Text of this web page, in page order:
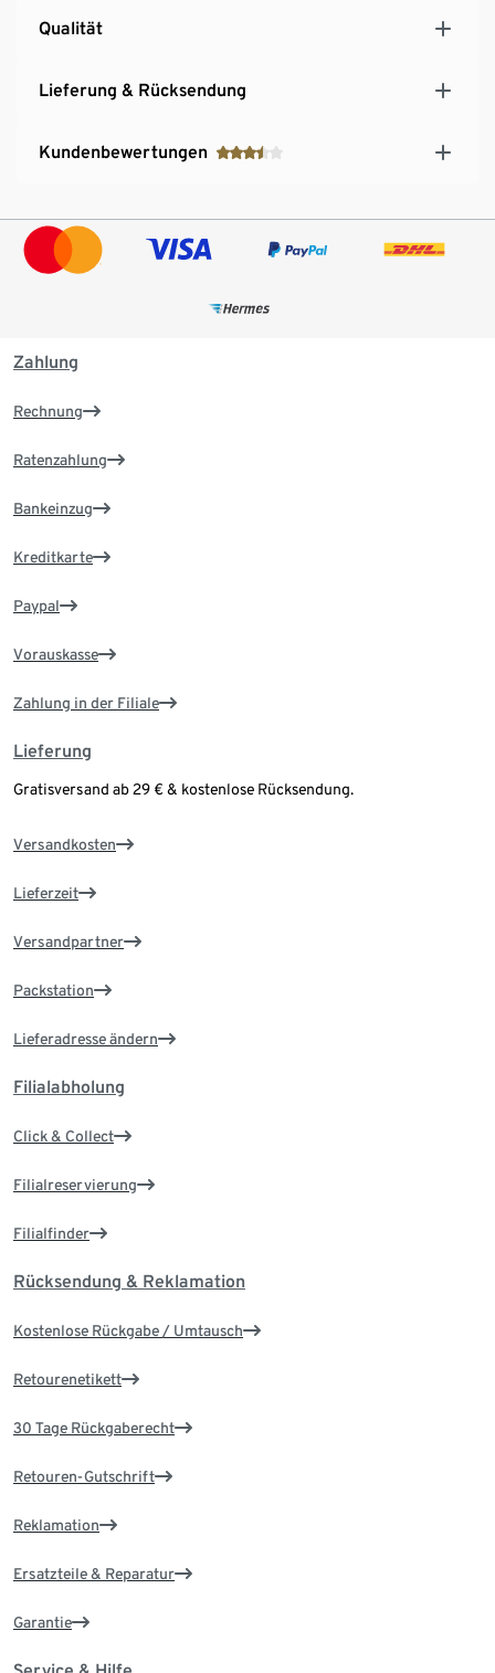
Qualität
Lieferung & Rücksendung
Kundenbewertungen
Zahlung
Rechnung
Ratenzahlung
Bankeinzug
Kreditkarte
Paypal
Vorauskasse
Zahlung in der Filiale
Lieferung
Gratisversand ab 29 € & kostenlose Rücksendung.
Versandkosten
Lieferzeit
Versandpartner
Packstation
Lieferadresse ändern
Filialabholung
Click & Collect
Filialreservierung
Filialfinder
Rücksendung & Reklamation
Kostenlose Rückgabe / Umtausch
Retourenetikett
30 Tage Rückgaberecht
Retouren-Gutschrift
Reklamation
Ersatzteile & Reparatur
Garantie